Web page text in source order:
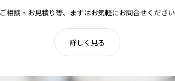
ご相談・お見積り等、まずはお気軽にお問合せください
詳しく見る